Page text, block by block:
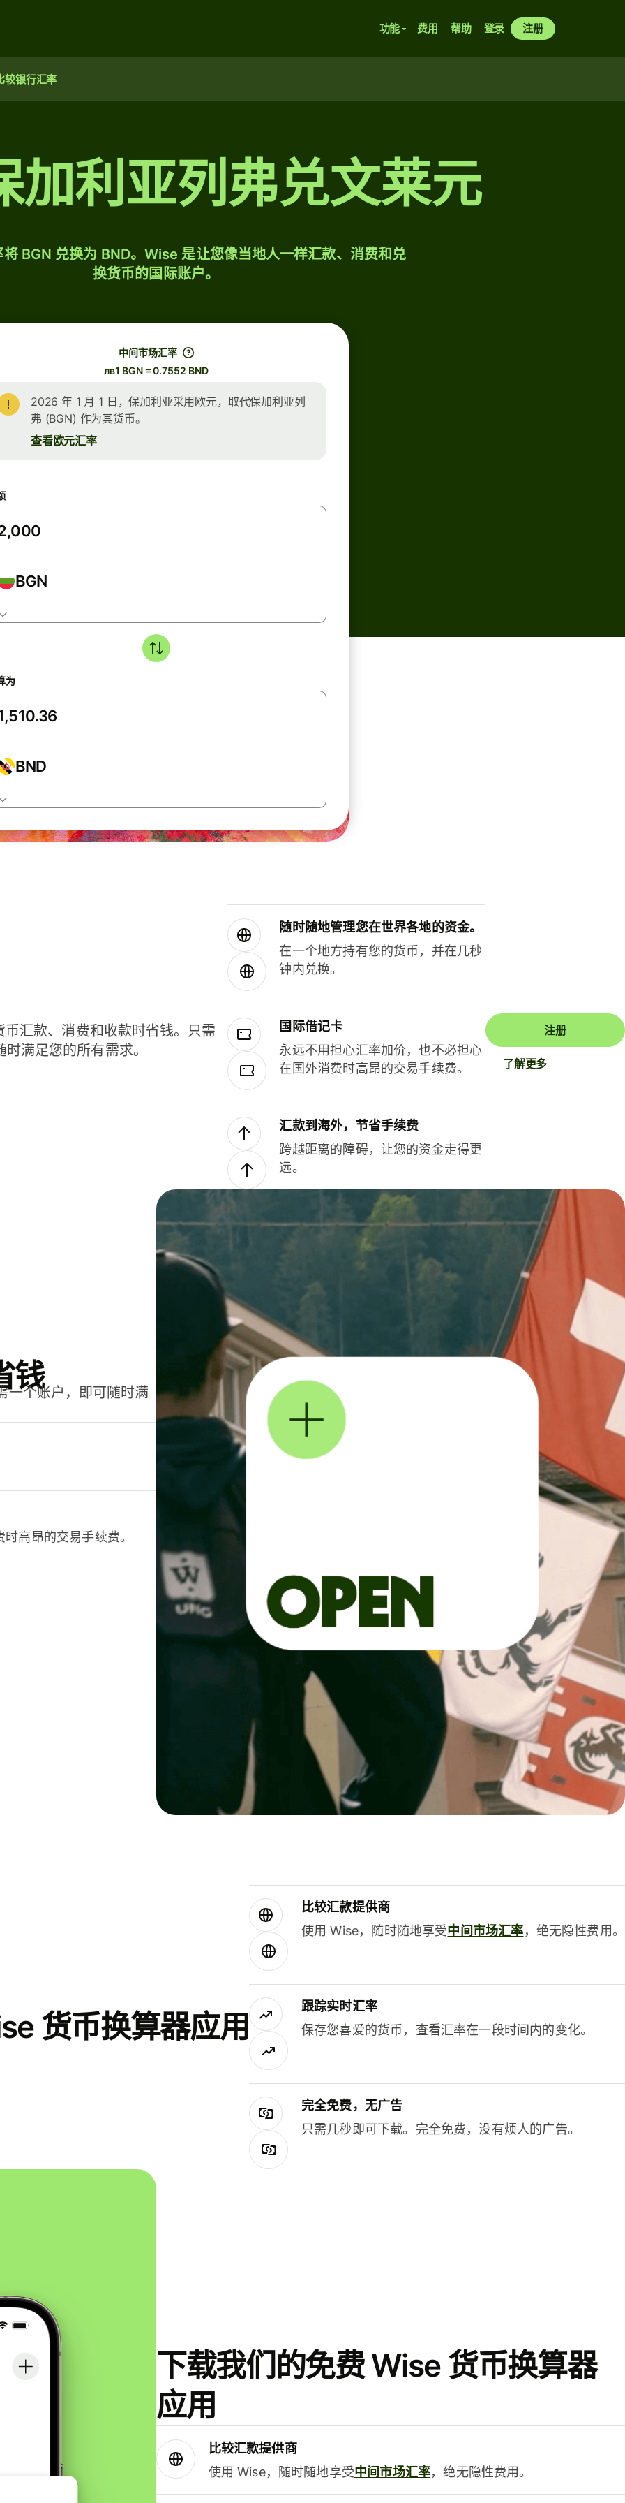
功能 费用 帮助 登录 注册
较银行汇率
加利亚列弗兑文莱元
BGN 兑换为 BND。Wise 是让您像当地人一样汇款、消费和兑
换货币的国际账户。
中间市场汇率
лв1 BGN = 0.7552 BND
2026 年 1 月 1 日，保加利亚采用欧元，取代保加利亚列
弗 (BGN) 作为其货币。
查看欧元汇率
BGN
为
BND
汇款、消费和收款时省钱。只需
满足您的所有需求。
随时随地管理您在世界各地的资金。
在一个地方持有您的货币，并在几秒
钟内兑换。
国际借记卡
永远不用担心汇率加价，也不必担心
在国外消费时高昂的交易手续费。
汇款到海外，节省手续费
跨越距离的障碍，让您的资金走得更
远。
注册
了解更多
钱
一个账户，即可随时满
高昂的交易手续费。
货币换算器应用
比较汇款提供商
使用 Wise，随时随地享受中间市场汇率，绝无隐性费用。
跟踪实时汇率
保存您喜爱的货币，查看汇率在一段时间内的变化。
完全免费，无广告
只需几秒即可下载。完全免费，没有烦人的广告。
下载我们的免费 Wise 货币换算器
应用
比较汇款提供商
使用 Wise，随时随地享受中间市场汇率，绝无隐性费用。